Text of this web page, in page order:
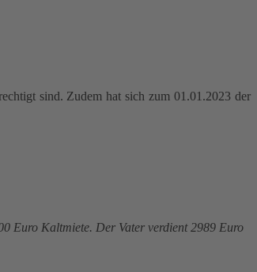
sind. Zudem hat sich zum 01.01.2023 der
Euro Kaltmiete. Der Vater verdient 2989 Euro